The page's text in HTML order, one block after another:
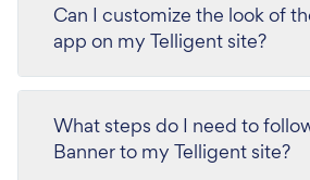
Can I customize the look of
app on my Telligent site?
What steps do I need to
Banner to my Telligent site?